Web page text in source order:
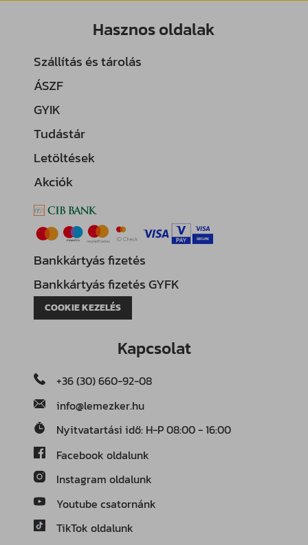
Hasznos oldalak
Szállítás és tárolás
ÁSZF
GYIK
Tudástár
Letöltések
Akciók
Bankkártyás fizetés
Bankkártyás fizetés GYFK
COOKIE KEZELÉS
Kapcsolat
+36 (30) 660-92-08
info@lemezker.hu
Nyitvatartási idő: H-P 08:00 - 16:00
Facebook oldalunk
Instagram oldalunk
Youtube csatornánk
TikTok oldalunk